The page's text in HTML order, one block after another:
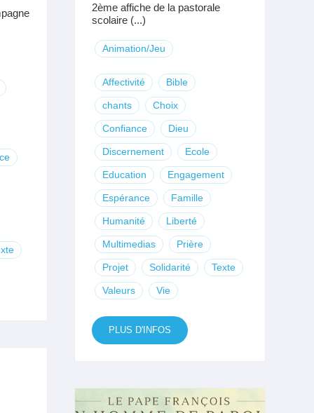
2ème affiche de la pastorale
scolaire (...)
Animation/Jeu
Affectivité Bible
chants Choix
Confiance Dieu
Discernement Ecole
Education Engagement
Espérance Famille
Humanité Liberté
Multimedias Prière
Projet Solidarité Texte
Valeurs Vie
PLUS D'INFOS